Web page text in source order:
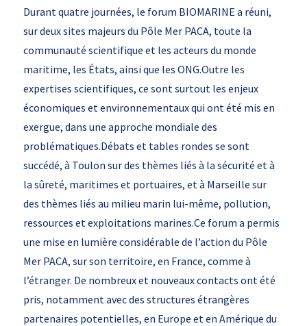
Durant quatre journées, le forum BIOMARINE a réuni,
sur deux sites majeurs du Pôle Mer PACA, toute la
communauté scientifique et les acteurs du monde
maritime, les États, ainsi que les ONG.Outre les
expertises scientifiques, ce sont surtout les enjeux
économiques et environnementaux qui ont été mis en
exergue, dans une approche mondiale des
problématiques.Débats et tables rondes se sont
succédé, à Toulon sur des thèmes liés à la sécurité et à
la sûreté, maritimes et portuaires, et à Marseille sur
des thèmes liés au milieu marin lui-même, pollution,
ressources et exploitations marines.Ce forum a permis
une mise en lumière considérable de l’action du Pôle
Mer PACA, sur son territoire, en France, comme à
l’étranger. De nombreux et nouveaux contacts ont été
pris, notamment avec des structures étrangères
partenaires potentielles, en Europe et en Amérique du